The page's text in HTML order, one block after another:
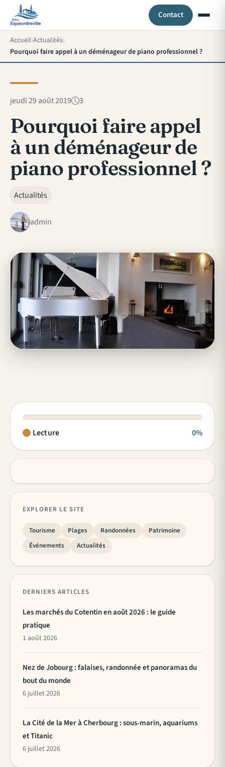
Contact
Accueil Actualités
Pourquoi faire appel à un déménageur de piano professionnel ?
jeudi 29 août 2019 3
Pourquoi faire appel
à un déménageur de
piano professionnel ?
Actualités
admin
Lecture 0%
EXPLORER LE SITE
Tourisme Plages Randonnées
Patrimoine
Événements
Actualités
DERNIERS ARTICLES
Les marchés du Cotentin en août 2026 : le guide
pratique
1 août 2026
Nez de Jobourg : falaises, randonnée et panoramas du
bout du monde
6 juillet 2026
La Cité de la Mer à Cherbourg : sous-marin, aquariums
et Titanic
6 juillet 2026